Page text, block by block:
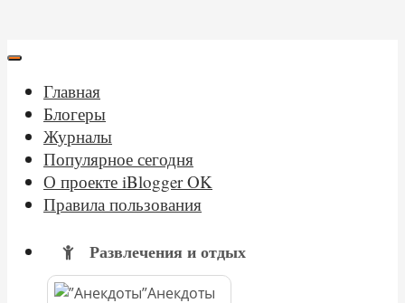
Главная
Блогеры
Журналы
Популярное сегодня
О проекте iBlogger OK
Правила пользования
Развлечения и отдых
Анекдоты